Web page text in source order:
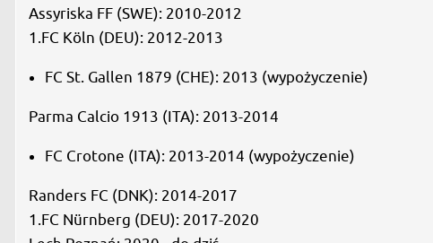
Assyriska FF (SWE): 2010-2012
1.FC Köln (DEU): 2012-2013
FC St. Gallen 1879 (CHE): 2013 (wypożyczenie)
Parma Calcio 1913 (ITA): 2013-2014
FC Crotone (ITA): 2013-2014 (wypożyczenie)
Randers FC (DNK): 2014-2017
1.FC Nürnberg (DEU): 2017-2020